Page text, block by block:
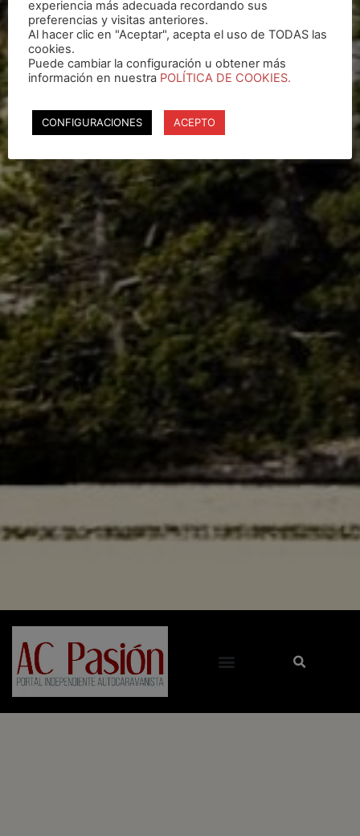
experiencia más adecuada recordando sus
preferencias y visitas anteriores.
Al hacer clic en "Aceptar", acepta el uso de TODAS las
cookies.
Puede cambiar la configuración u obtener más
información en nuestra POLÍTICA DE COOKIES.
CONFIGURACIONES ACEPTO